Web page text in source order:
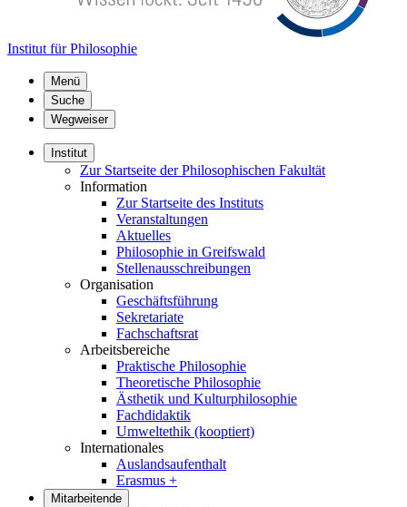
Institut für Philosophie
Menü
Suche
Wegweiser
Institut
Zur Startseite der Philosophischen Fakultät
Information
Zur Startseite des Instituts
Veranstaltungen
Aktuelles
Philosophie in Greifswald
Stellenausschreibungen
Organisation
Geschäftsführung
Sekretariate
Fachschaftsrat
Arbeitsbereiche
Praktische Philosophie
Theoretische Philosophie
Ästhetik und Kulturphilosophie
Fachdidaktik
Umweltethik (kooptiert)
Internationales
Auslandsaufenthalt
Erasmus +
Mitarbeitende